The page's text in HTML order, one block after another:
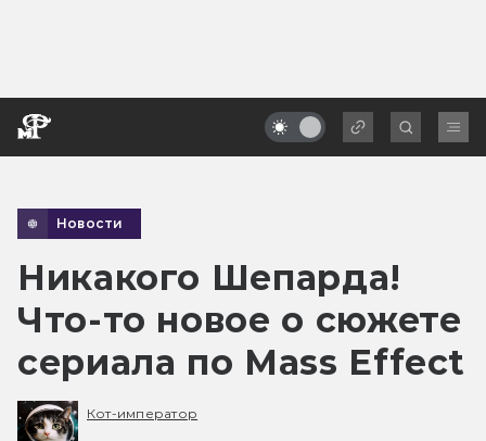
Новости
Никакого Шепарда!
Что-то новое о сюжете
сериала по Mass Effect
Кот-император